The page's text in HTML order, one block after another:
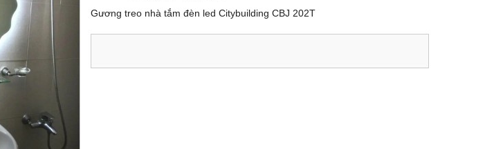
Gương treo nhà tắm đèn led Citybuilding CBJ 202T